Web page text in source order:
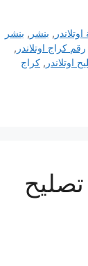
, بنشر , بنشر
رقم كراج اوتلاندر ,
اوتلاندر , كراج
كراج ميكانيكي سيارة اوتلاندر 69622745 تصليح